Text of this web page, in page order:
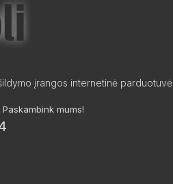
įrangos internetinė parduotuvė
mums!